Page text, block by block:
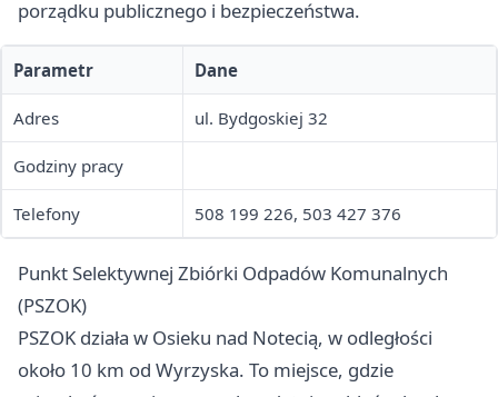
porządku publicznego i bezpieczeństwa.
Parametr Dane
Adres ul. Bydgoskiej 32
Godziny pracy
Telefony 508 199 226, 503 427 376
Punkt Selektywnej Zbiórki Odpadów Komunalnych
(PSZOK)
PSZOK działa w Osieku nad Notecią, w odległości
około 10 km od Wyrzyska. To miejsce, gdzie